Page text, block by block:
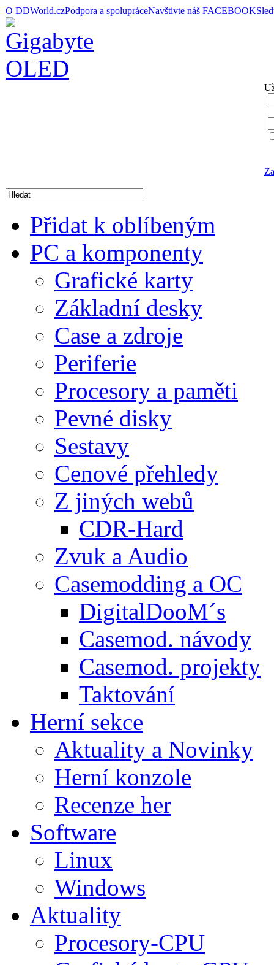
O DDWorld.czPodpora a spolupráceNavštivte náš FACEBOOK
Přidat k oblíbeným
PC a komponenty
Grafické karty
Základní desky
Case a zdroje
Periferie
Procesory a paměti
Pevné disky
Sestavy
Cenové přehledy
Z jiných webů
CDR-Hard
Zvuk a Audio
Casemodding a OC
DigitalDooM´s
Casemod. návody
Casemod. projekty
Taktování
Herní sekce
Aktuality a Novinky
Herní konzole
Recenze her
Software
Linux
Windows
Aktuality
Procesory-CPU